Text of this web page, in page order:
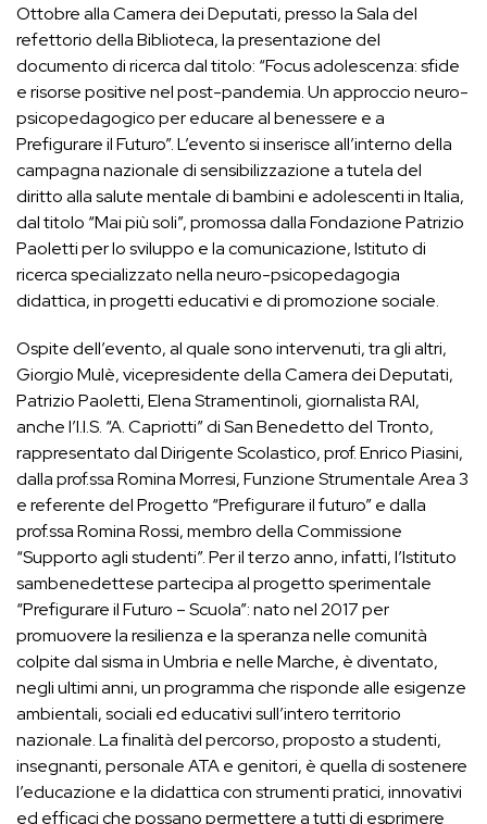
Ottobre alla Camera dei Deputati, presso la Sala del
refettorio della Biblioteca, la presentazione del
documento di ricerca dal titolo: “Focus adolescenza: sfide
e risorse positive nel post-pandemia. Un approccio neuro-
psicopedagogico per educare al benessere e a
Prefigurare il Futuro”. L’evento si inserisce all’interno della
campagna nazionale di sensibilizzazione a tutela del
diritto alla salute mentale di bambini e adolescenti in Italia,
dal titolo “Mai più soli”, promossa dalla Fondazione Patrizio
Paoletti per lo sviluppo e la comunicazione, Istituto di
ricerca specializzato nella neuro-psicopedagogia
didattica, in progetti educativi e di promozione sociale.
Ospite dell’evento, al quale sono intervenuti, tra gli altri,
Giorgio Mulè, vicepresidente della Camera dei Deputati,
Patrizio Paoletti, Elena Stramentinoli, giornalista RAI,
anche l’I.I.S. “A. Capriotti” di San Benedetto del Tronto,
rappresentato dal Dirigente Scolastico, prof. Enrico Piasini,
dalla prof.ssa Romina Morresi, Funzione Strumentale Area 3
e referente del Progetto “Prefigurare il futuro” e dalla
prof.ssa Romina Rossi, membro della Commissione
“Supporto agli studenti”. Per il terzo anno, infatti, l’Istituto
sambenedettese partecipa al progetto sperimentale
“Prefigurare il Futuro – Scuola”: nato nel 2017 per
promuovere la resilienza e la speranza nelle comunità
colpite dal sisma in Umbria e nelle Marche, è diventato,
negli ultimi anni, un programma che risponde alle esigenze
ambientali, sociali ed educativi sull’intero territorio
nazionale. La finalità del percorso, proposto a studenti,
insegnanti, personale ATA e genitori, è quella di sostenere
l’educazione e la didattica con strumenti pratici, innovativi
ed efficaci che possano permettere a tutti di esprimere